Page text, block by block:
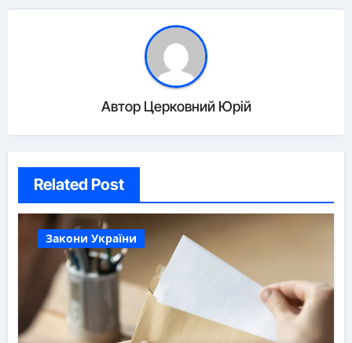
Автор Церковний Юрій
Related Post
Закони України